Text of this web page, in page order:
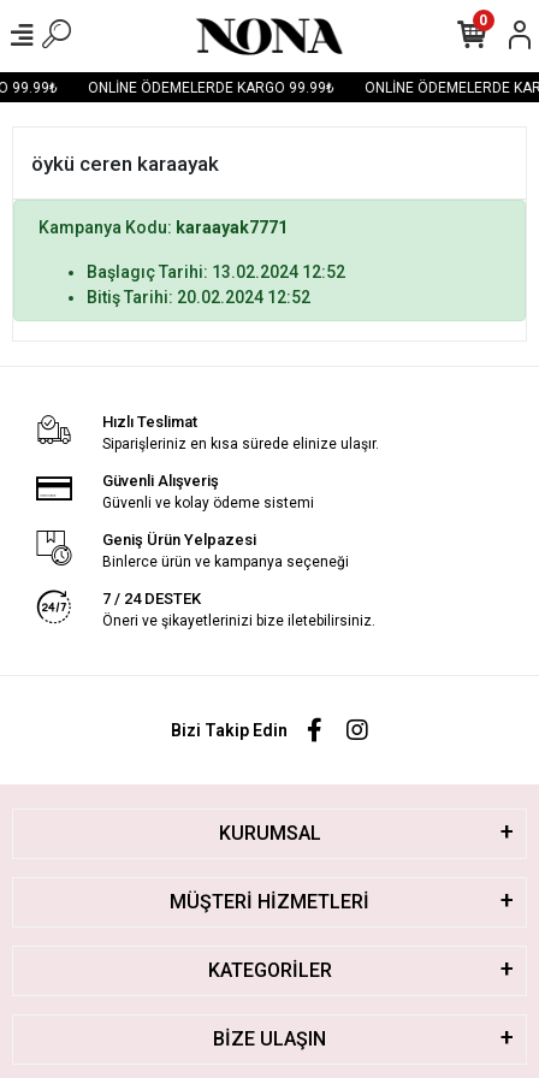
99.99₺ ONLİNE ÖDEMELERDE KARGO 99.99₺ ONLİNE ÖDEMELERDE
0
öykü ceren karaayak
Kampanya Kodu: karaayak7771
Başlagıç Tarihi: 13.02.2024 12:52
Bitiş Tarihi: 20.02.2024 12:52
Hızlı Teslimat
Siparişleriniz en kısa sürede elinize ulaşır.
Güvenli Alışveriş
Güvenli ve kolay ödeme sistemi
Geniş Ürün Yelpazesi
Binlerce ürün ve kampanya seçeneği
7 / 24 DESTEK
Öneri ve şikayetlerinizi bize iletebilirsiniz.
Bizi Takip Edin
KURUMSAL
MÜŞTERİ HİZMETLERİ
KATEGORİLER
BİZE ULAŞIN